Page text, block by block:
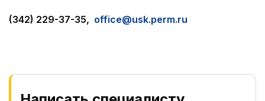
(342) 229-37-35, office@usk.perm.ru